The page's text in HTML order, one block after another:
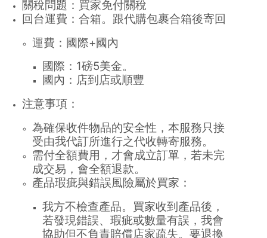
關稅問題：買家免付關稅
回台運費： 合箱。跟代購包裹合箱後寄回
運費：國際+國內
國際：1磅5美金。
國內：店到店或順豐
注意事項：
為確保收件物品的安全性，本服務只接
受由我代訂所進行之代收轉寄服務。
需付全額費用，才會成立訂單，若未完
成交易，會全額退款。
產品瑕疵與錯誤風險屬於買家：
我方不檢查產品。買家收到產品後，
若發現錯誤、瑕疵或數量有誤，我會
協助但不負責賠償店家疏失。要退換